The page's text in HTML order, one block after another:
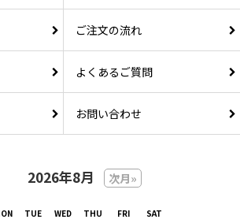
ご注文の流れ
よくあるご質問
お問い合わせ
2026年8月 次月»